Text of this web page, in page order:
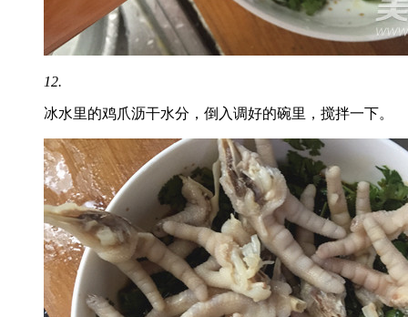
12.
冰水里的鸡爪沥干水分，倒入调好的碗里，搅拌一下。